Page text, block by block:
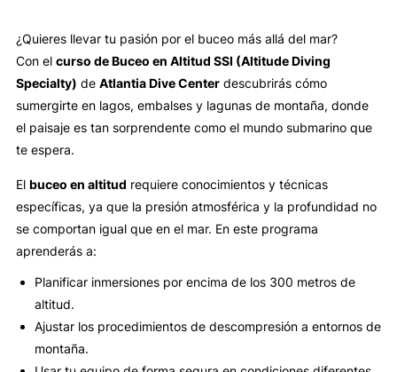
¿Quieres llevar tu pasión por el buceo más allá del mar?
Con el curso de Buceo en Altitud SSI (Altitude Diving
Specialty) de Atlantia Dive Centerdescubrirás cómo
sumergirte en lagos, embalses y lagunas de montaña, donde
el paisaje es tan sorprendente como el mundo submarino que
te espera.
El buceo en altitud requiere conocimientos y técnicas
específicas, ya que la presión atmosférica y la profundidad no
se comportan igual que en el mar. En este programa
aprenderás a:
Planificar inmersiones por encima de los 300 metros de
altitud.
Ajustar los procedimientos de descompresión a entornos de
montaña.